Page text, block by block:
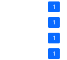
1
1
1
1